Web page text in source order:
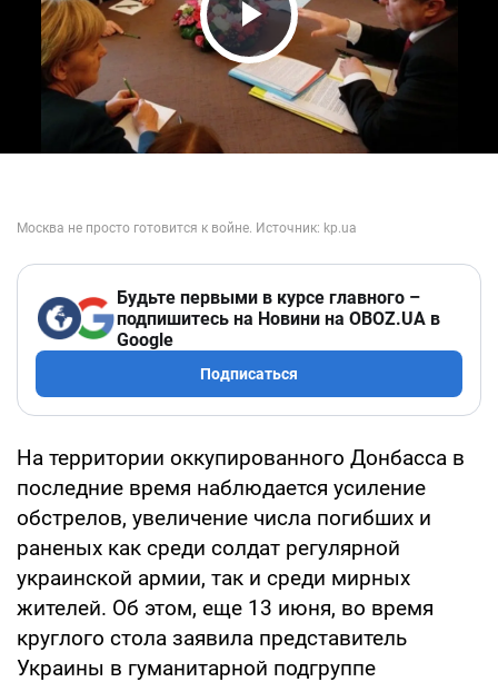
Play Video
Будьте первыми в курсе главного –
подпишитесь на Новини на OBOZ.UA в
Google
Подписаться
На территории оккупированного Донбасса в
последние время наблюдается усиление
обстрелов, увеличение числа погибших и
раненых как среди солдат регулярной
украинской армии, так и среди мирных
жителей. Об этом, еще 13 июня, во время
круглого стола заявила представитель
Украины в гуманитарной подгруппе